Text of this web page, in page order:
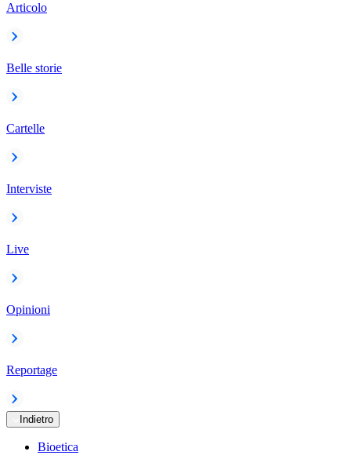
Articolo
Belle storie
Cartelle
Interviste
Live
Opinioni
Reportage
Indietro
Bioetica